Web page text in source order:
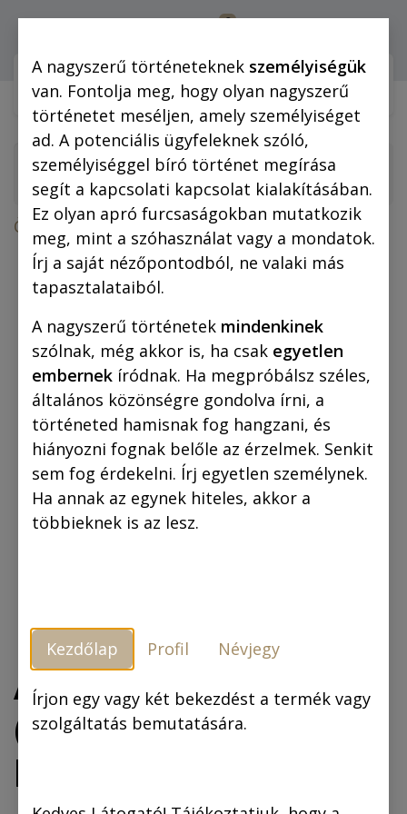
0
Webshop (mobilra)
Összes termék
A három testőr (fekete-fehér képregény)
A három testőr
(fekete-fehér
képregény)
A nagyszerű történeteknek személyiségük
van. Fontolja meg, hogy olyan nagyszerű
történetet meséljen, amely személyiséget
ad. A potenciális ügyfeleknek szóló,
személyiséggel bíró történet megírása
segít a kapcsolati kapcsolat kialakításában.
Ez olyan apró furcsaságokban mutatkozik
meg, mint a szóhasználat vagy a mondatok.
Írj a saját nézőpontodból, ne valaki más
tapasztalataiból.
A nagyszerű történetek mindenkinek
szólnak, még akkor is, ha csak egyetlen
embernek íródnak. Ha megpróbálsz széles,
általános közönségre gondolva írni, a
történeted hamisnak fog hangzani, és
hiányozni fognak belőle az érzelmek. Senkit
sem fog érdekelni. Írj egyetlen személynek.
Ha annak az egynek hiteles, akkor a
többieknek is az lesz.
Kezdőlap Profil Névjegy
Írjon egy vagy két bekezdést a termék vagy
szolgáltatás bemutatására.